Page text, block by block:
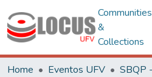
Communities
&
Collections
Home Eventos UFV